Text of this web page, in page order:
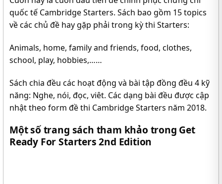
quốc tế Cambridge Starters. Sách bao gồm 15 topics
về các chủ đề hay gặp phải trong kỳ thi Starters:
Animals, home, family and friends, food, clothes,
school, play, hobbies,……
Sách chia đều các hoạt động và bài tập đồng đều 4 kỹ
năng: Nghe, nói, đọc, viêt. Các dạng bài đều được cập
nhật theo form đề thi Cambridge Starters năm 2018.
Một số trang sách tham khảo trong Get
Ready For Starters 2nd Edition